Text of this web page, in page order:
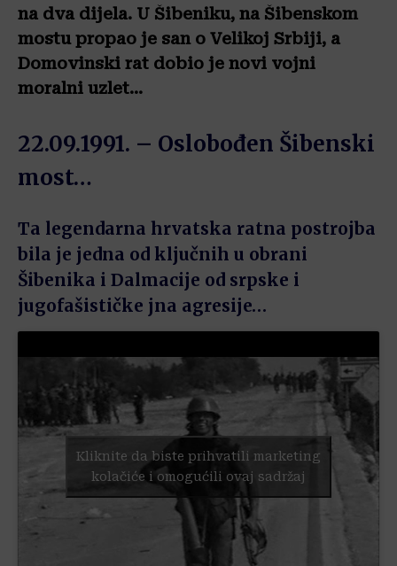
na dva dijela. U Šibeniku, na Šibenskom
mostu propao je san o Velikoj Srbiji, a
Domovinski rat dobio je novi vojni
moralni uzlet…
22.09.1991. – Oslobođen Šibenski
most…
Ta legendarna hrvatska ratna postrojba
bila je jedna od ključnih u obrani
Šibenika i Dalmacije od srpske i
jugofašističke jna agresije…
Kliknite da biste prihvatili marketing
kolačiće i omogućili ovaj sadržaj